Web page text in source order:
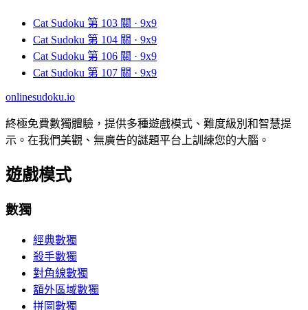
Cat Sudoku 第 103 關 · 9x9
Cat Sudoku 第 104 關 · 9x9
Cat Sudoku 第 106 關 · 9x9
Cat Sudoku 第 107 關 · 9x9
onlinesudoku.io
終極免費數獨體驗，提供多種遊戲模式、難度級別和智慧提
示。在我們美觀、無廣告的謎題平台上訓練您的大腦。
遊戲模式
數獨
經典數獨
殺手數獨
對角線數獨
額外區域數獨
拼圖數獨